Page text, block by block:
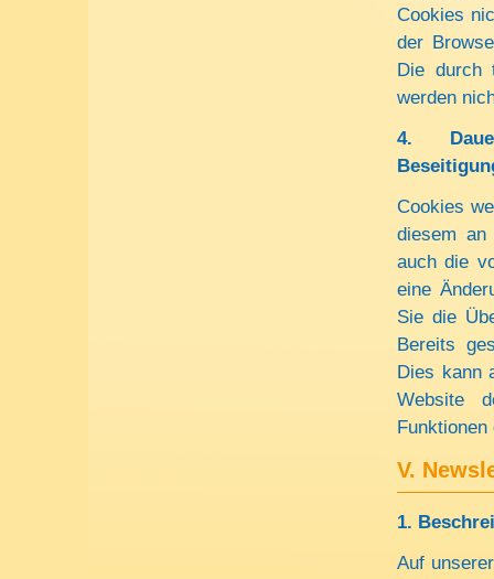
Cookies
der
Die durch
werden
4.
Cookies
diesem
auch die
eine
Sie die
Bereits
Dies kann
Website
V.
1.
Auf